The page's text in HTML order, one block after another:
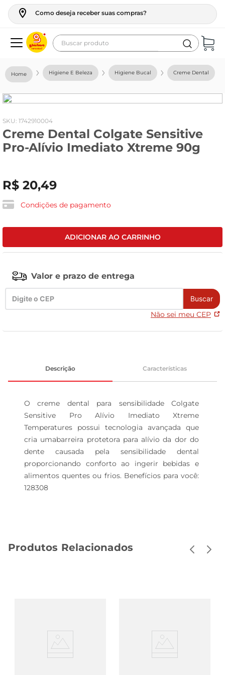
Como deseja receber suas compras?
Buscar produto
Higiene E Beleza Higiene Bucal Creme Dental
: 1742910004
Creme Dental Colgate Sensitive
Pro-Alívio Imediato Xtreme 90g
R$ 20,49
Condições de pagamento
ADICIONAR AO CARRINHO
Valor e prazo de entrega
Buscar
Não sei meu CEP
Descrição Características
O creme dental para sensibilidade Colgate
Sensitive Pro Alívio Imediato Xtreme
Temperatures possui tecnologia avançada que
cria umabarreira protetora para alívio da dor do
dente causada pela sensibilidade dental
proporcionando conforto ao ingerir bebidas e
alimentos quentes ou frios. Benefícios para você:
128308
Produtos Relacionados
geladeira
fogao
café
cerveja
vinho
leite